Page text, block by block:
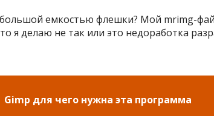
большой емкостью флешки? Мой mrimg-
я делаю не так или это недоработка
Gimp для чего нужна эта программа